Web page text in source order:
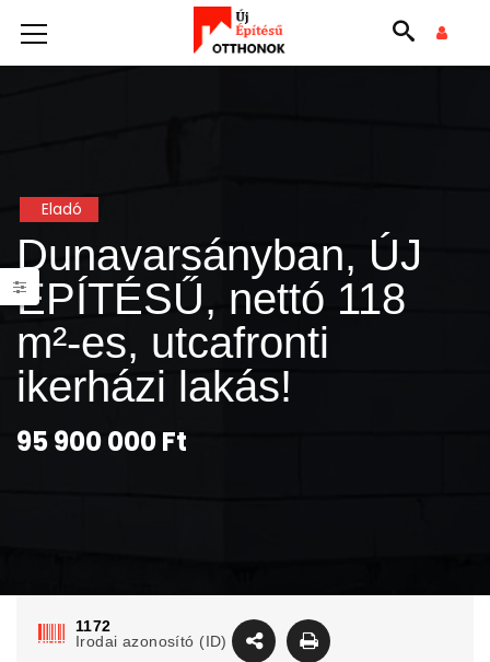
Eladó
Dunavarsányban, ÚJ
ÉPÍTÉSŰ, nettó 118
m²-es, utcafronti
ikerházi lakás!
95 900 000 Ft
1172
Irodai azonosító (ID)